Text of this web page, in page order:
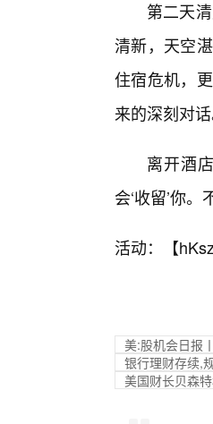
第二天
清新，天空
住宿危机，
来的深刻对话
离开酒
会‘收留’你
活动：【
美:股机会日报
银行理财存续,
美国财长贝森